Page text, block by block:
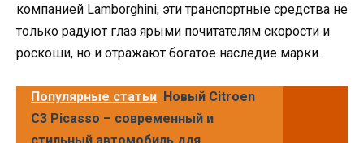
компанией Lamborghini, эти транспортные средства не
только радуют глаз ярыми почитателям скорости и
роскоши, но и отражают богатое наследие марки.
Популярные статьи Новый Citroen
C3 Picasso – современный и